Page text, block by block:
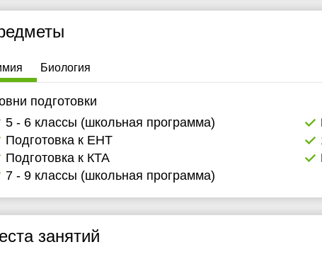
Биология
подготовки
5 - 6 классы (школьная программа)
Подготовка к ЕНТ
Подготовка к КТА
7 - 9 классы (школьная программа)
занятий
15:30